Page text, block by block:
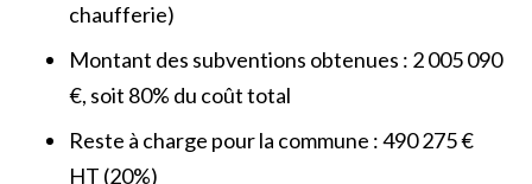
chaufferie)
Montant des subventions obtenues : 2 005 090
€, soit 80% du coût total
Reste à charge pour la commune : 490 275 €
HT (20%)